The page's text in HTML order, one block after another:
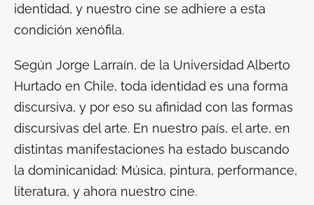
identidad, y nuestro cine se adhiere a esta
condición xenófila.
Según Jorge Larraín, de la Universidad Alberto
Hurtado en Chile, toda identidad es una forma
discursiva, y por eso su afinidad con las formas
discursivas del arte. En nuestro país, el arte, en
distintas manifestaciones ha estado buscando
la dominicanidad: Música, pintura, performance,
literatura, y ahora nuestro cine.